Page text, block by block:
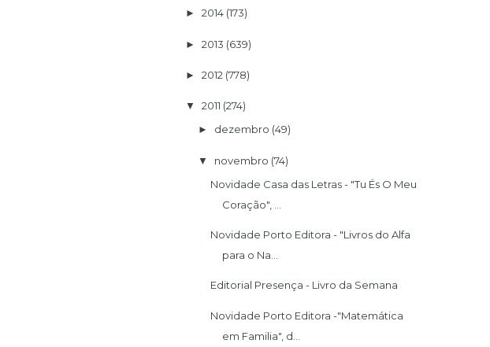
► 2014 (173)
► 2013 (639)
► 2012 (778)
▼ 2011 (274)
► dezembro (49)
▼ novembro (74)
Novidade Casa das Letras - "Tu És O Meu
Coração", ...
Novidade Porto Editora - "Livros do Alfa
para o Na...
Editorial Presença - Livro da Semana
Novidade Porto Editora -"Matemática
em Familia", d...